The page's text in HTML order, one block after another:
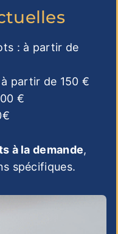
: à partir de
partir de 150 €
€
à la demande,
spécifiques.